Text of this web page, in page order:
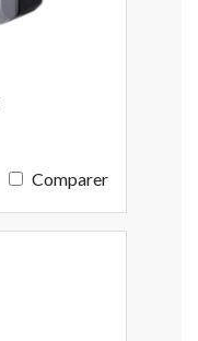
Comparer